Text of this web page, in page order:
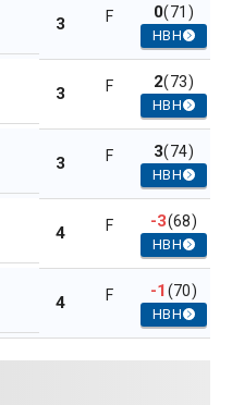
3 F 0(71)
HBH
3 F 2(73)
HBH
3 F 3(74)
HBH
4 F -3(68)
HBH
4 F -1(70)
HBH